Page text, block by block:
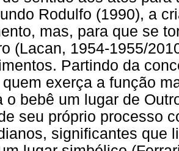
Rodulfo (1990), a
mas, para que se
(Lacan, 1954-1955/
Partindo da
quem exerça a função
o bebê um lugar de
seu próprio processo
significantes que